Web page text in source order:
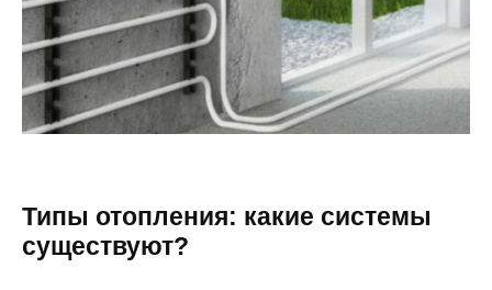
Типы отопления: какие системы
существуют?